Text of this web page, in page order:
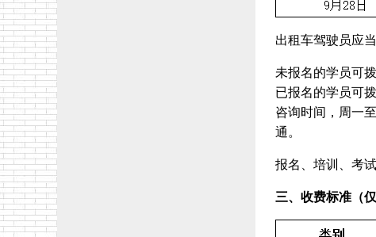
出租车驾驶员应
未报名的学员可
已报名的学员可
咨询时间，周一
通。
报名、培训、考
三、收费标准（